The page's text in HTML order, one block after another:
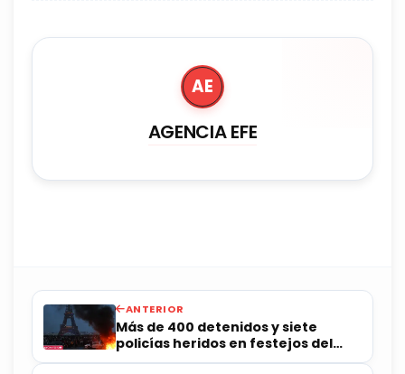
AE
AGENCIA EFE
ANTERIOR
Más de 400 detenidos y siete
policías heridos en festejos del
PSG en Francia